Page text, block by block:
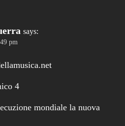
says:
pm
4
mondiale la nuova